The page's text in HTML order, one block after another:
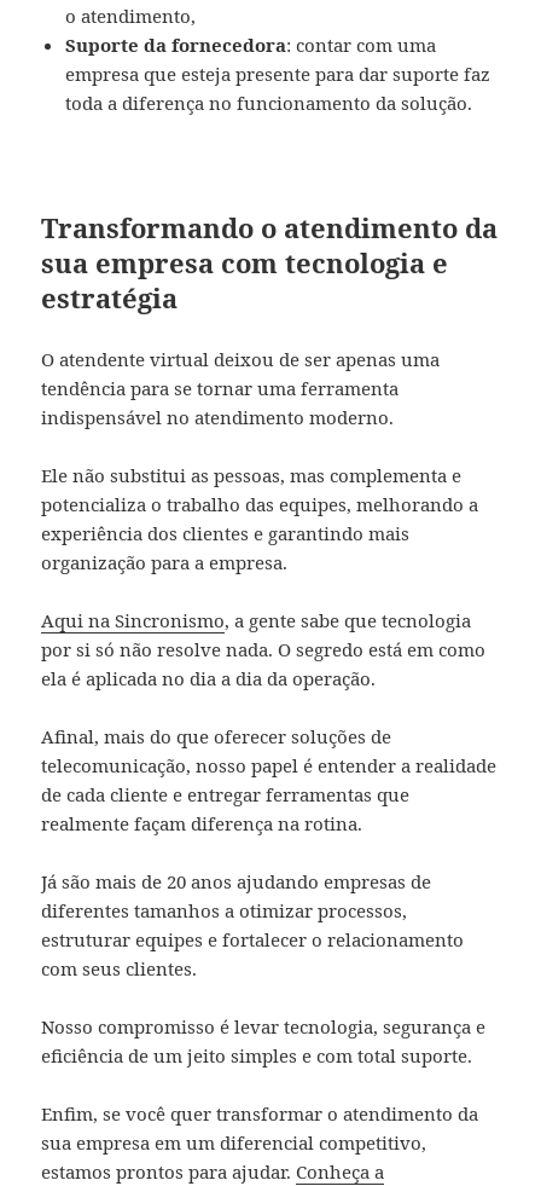
o atendimento,
Suporte da fornecedora: contar com uma
empresa que esteja presente para dar suporte faz
toda a diferença no funcionamento da solução.
Transformando o atendimento da
sua empresa com tecnologia e
estratégia
O atendente virtual deixou de ser apenas uma
tendência para se tornar uma ferramenta
indispensável no atendimento moderno.
Ele não substitui as pessoas, mas complementa e
potencializa o trabalho das equipes, melhorando a
experiência dos clientes e garantindo mais
organização para a empresa.
Aqui na Sincronismo, a gente sabe que tecnologia
por si só não resolve nada. O segredo está em como
ela é aplicada no dia a dia da operação.
Afinal, mais do que oferecer soluções de
telecomunicação, nosso papel é entender a realidade
de cada cliente e entregar ferramentas que
realmente façam diferença na rotina.
Já são mais de 20 anos ajudando empresas de
diferentes tamanhos a otimizar processos,
estruturar equipes e fortalecer o relacionamento
com seus clientes.
Nosso compromisso é levar tecnologia, segurança e
eficiência de um jeito simples e com total suporte.
Enfim, se você quer transformar o atendimento da
sua empresa em um diferencial competitivo,
estamos prontos para ajudar. Conheça a